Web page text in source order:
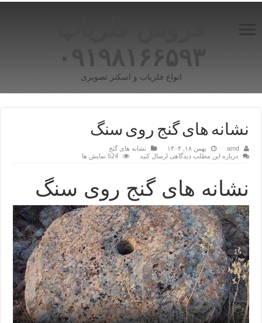
۰۹۱۹۸۱۶۶۵۹۳
انواع فلزیاب و اسکنر تصویری
نشانه های گنج روی سنگ
amd بهمن ۱۸, ۱۴۰۴
نشانه های گنج
درباره این مطلب دیدگاهی ارسال کنید
524 نمایش ها
نشانه های گنج روی سنگ